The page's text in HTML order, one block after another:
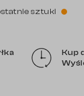
sztuki
Kup